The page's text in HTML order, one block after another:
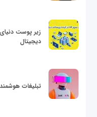
دیجیتال
تبلیغات